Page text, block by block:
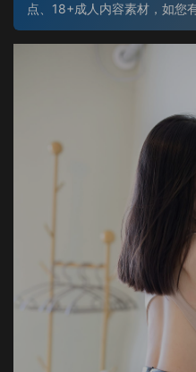
点、18+成人内容素材，如您